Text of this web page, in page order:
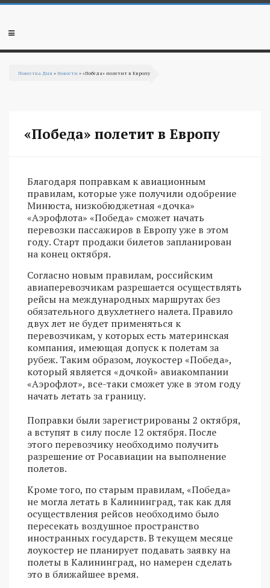
Перейти к основному содержанию
Мобильное
Повестка Дня »Новости » «Победа» полетит в Европу
«Победа» полетит в Европу
Благодаря поправкам к авиационным
правилам, которые уже получили одобрение
Минюста, низкобюджетная «дочка»
«Аэрофлота» «Победа» сможет начать
перевозки пассажиров в Европу уже в этом
году. Старт продажи билетов запланирован
на конец октября.
Согласно новым правилам, российским
авиаперевозчикам разрешается осуществлять
рейсы на международных маршрутах без
обязательного двухлетнего налета. Правило
двух лет не будет применяться к
перевозчикам, у которых есть материнская
компания, имеющая допуск к полетам за
рубеж. Таким образом, лоукостер «Победа»,
который является «дочкой» авиакомпании
«Аэрофлот», все-таки сможет уже в этом году
начать летать за границу.
Поправки были зарегистрированы 2 октября,
а вступят в силу после 12 октября. После
этого перевозчику необходимо получить
разрешение от Росавиации на выполнение
полетов.
Кроме того, по старым правилам, «Победа»
не могла летать в Калининград, так как для
осуществления рейсов необходимо было
пересекать воздушное пространство
иностранных государств. В текущем месяце
лоукостер не планирует подавать заявку на
полеты в Калининград, но намерен сделать
это в ближайшее время.